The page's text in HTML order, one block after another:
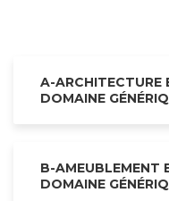
A-ARCHITECTURE
DOMAINE
B-AMEUBLEMENT
DOMAINE